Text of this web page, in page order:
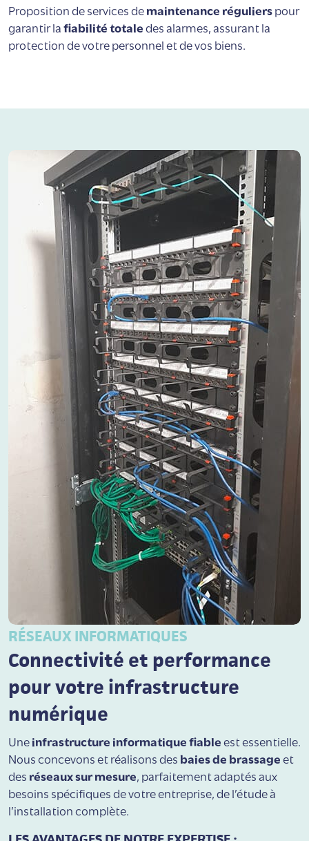
Proposition de services demaintenance régulierspour
garantir lafiabilité totaledes alarmes, assurant la
protection de votre personnel et de vos biens.
RÉSEAUX INFORMATIQUES
Connectivité et performance
pour votre infrastructure
numérique
Uneinfrastructure informatique fiableest essentielle.
Nous concevons et réalisons des baies de brassageet
des réseaux sur mesure, parfaitement adaptés aux
besoins spécifiques de votre entreprise, de l’étude à
l’installation complète.